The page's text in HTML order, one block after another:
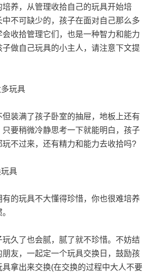
，从管理收拾自己的玩具开始培
不可缺少的，孩子在面对自己那么多
收拾管理它们，也是一种智力和能力
做自己玩具的小主人，请注意下文提
玩具
满了孩子卧室的抽屉，地板上还有
只要稍微冷静思考一下就能明白，孩子
不过来，还有精力和能力去收拾吗?
具
玩具不大懂得珍惜，你也很难培养
了也会腻，腻了就不珍惜。不妨结
友，一起定一个玩具交换日，鼓励孩
拿出来交换(在交换的过程中大人不要